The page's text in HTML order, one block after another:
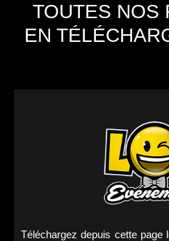
TOUTES NOS
EN
Téléchargez depuis cette page